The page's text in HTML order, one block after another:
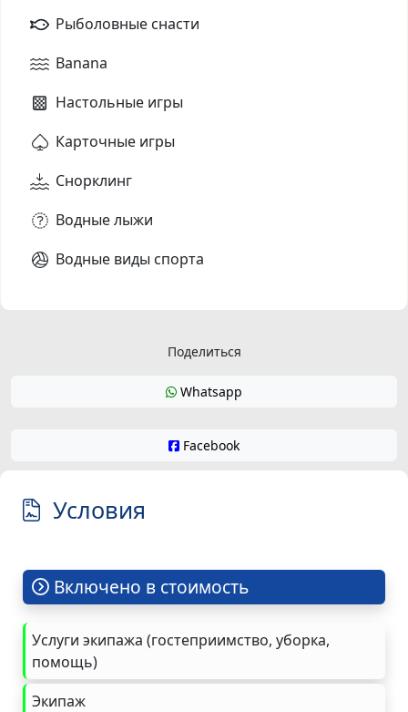
Рыболовные снасти
Banana
Настольные игры
Карточные игры
Снорклинг
Водные лыжи
Водные виды спорта
Поделиться
Whatsapp
Facebook
Условия
Включено в стоимость
Услуги экипажа (гостеприимство, уборка,
помощь)
Экипаж